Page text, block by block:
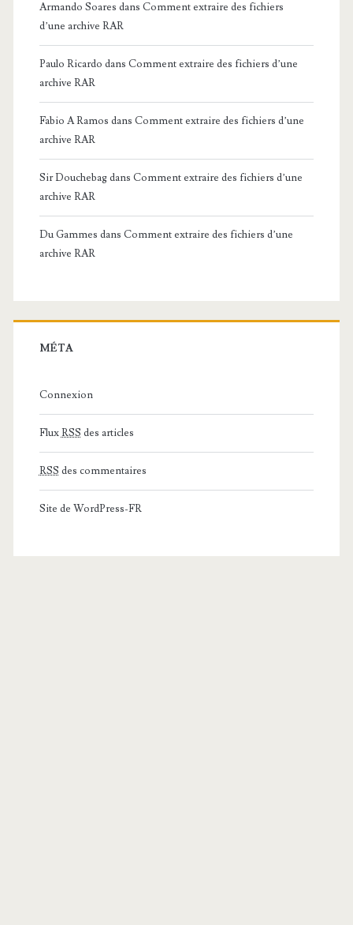
Armando Soares dans Comment extraire des fichiers
d’une archive RAR
Paulo Ricardo dans Comment extraire des fichiers d’une
archive RAR
Fabio A Ramos dans Comment extraire des fichiers d’une
archive RAR
Sir Douchebagdans Comment extraire des fichiers d’une
archive RAR
Du Gammes dans Comment extraire des fichiers d’une
archive RAR
MÉTA
Connexion
FluxRSS des articles
RSS des commentaires
Site de WordPress-FR